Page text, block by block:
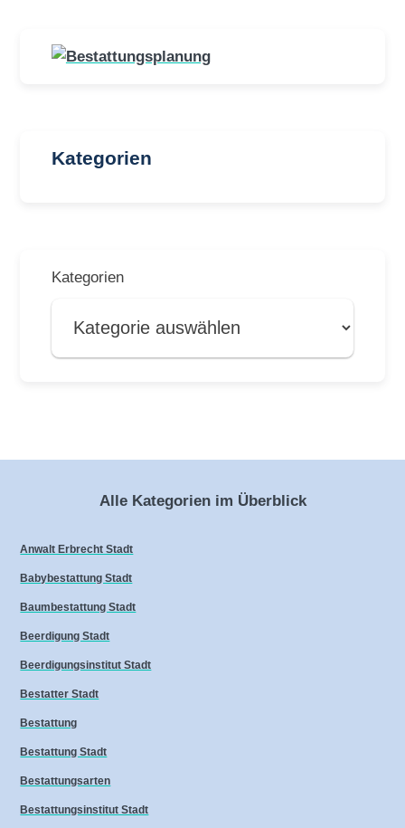
Kategorien
Kategorien
Alle Kategorien im Überblick
Anwalt Erbrecht Stadt
Babybestattung Stadt
Baumbestattung Stadt
Beerdigung Stadt
Beerdigungsinstitut Stadt
Bestatter Stadt
Bestattung
Bestattung Stadt
Bestattungsarten
Bestattungsinstitut Stadt